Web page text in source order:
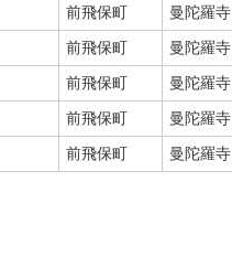
前飛保町
曼陀羅寺
前飛保町
曼陀羅寺
前飛保町
曼陀羅寺
前飛保町
曼陀羅寺
前飛保町 曼陀羅寺